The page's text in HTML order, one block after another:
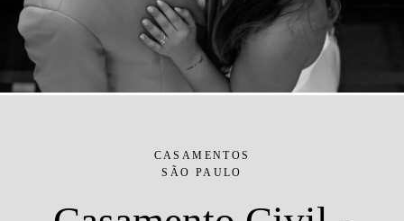
CASAMENTOS
SÃO PAULO